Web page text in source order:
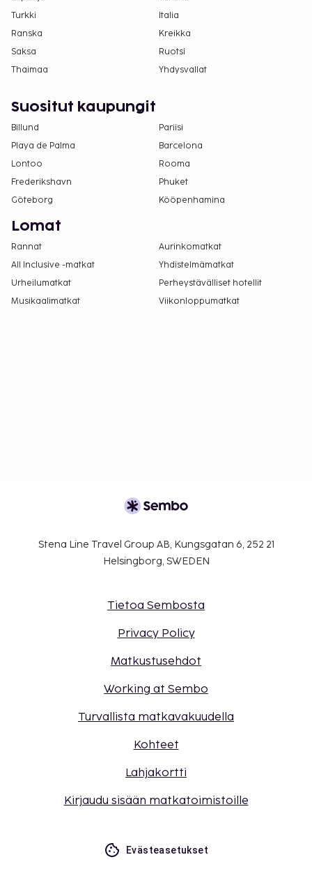
Turkki
Italia
Ranska
Kreikka
Saksa
Ruotsi
Thaimaa
Yhdysvallat
Suositut kaupungit
Billund
Pariisi
Playa de Palma
Barcelona
Lontoo
Rooma
Frederikshavn
Phuket
Göteborg
Kööpenhamina
Lomat
Rannat
Aurinkomatkat
All Inclusive -matkat
Yhdistelmämatkat
Urheilumatkat
Perheystävälliset hotellit
Musikaalimatkat
Viikonloppumatkat
Stena Line Travel Group AB, Kungsgatan 6, 252 21
Helsingborg, SWEDEN
Tietoa Sembosta
Privacy Policy
Matkustusehdot
Working at Sembo
Turvallista matkavakuudella
Kohteet
Lahjakortti
Kirjaudu sisään matkatoimistoille
Evästeasetukset